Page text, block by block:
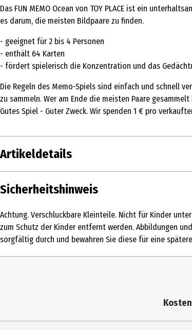
Das FUN MEMO Ocean von TOY PLACE ist ein
es darum, die meisten Bildpaare zu finden.
- geeignet für 2 bis 4 Personen
- enthält 64 Karten
- fördert spielerisch die Konzentration und das
Die Regeln des Memo-Spiels sind einfach und schnell
zu sammeln. Wer am Ende die meisten Paare
Gutes Spiel - Guter Zweck. Wir spenden 1 € pro
Artikeldetails
Inhalt
Altersempfehlung ab
Artikelnummer des Herstellers
Sicherheitshinweis
Achtung. Verschluckbare Kleinteile. Nicht für Kinder
zum Schutz der Kinder entfernt werden. Abbildungen
sorgfältig durch und bewahren Sie diese für eine